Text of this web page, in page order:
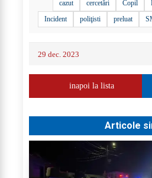
cazut cercetări Copil
Incident
poliţisti preluat
29 dec. 2023
inapoi la lista
Articole